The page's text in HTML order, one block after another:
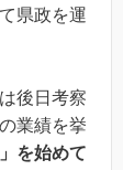
県政を運
後日考察
業績を挙
を始めて